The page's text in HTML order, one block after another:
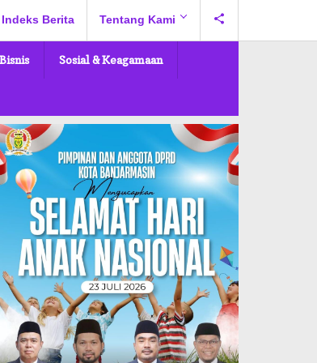
Indeks Berita Tentang Kami
Sosial & Keagamaan